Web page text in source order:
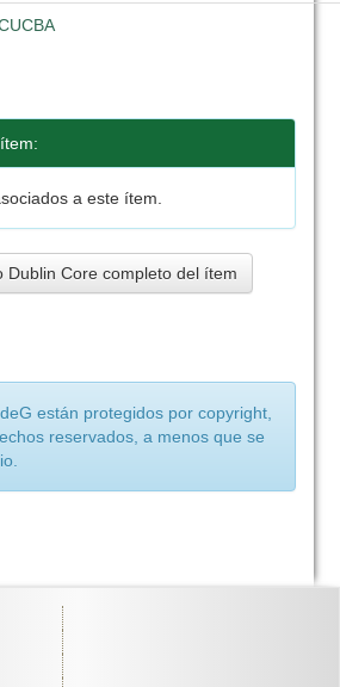
a este ítem.
Dublin Core completo del ítem
están protegidos por copyright,
reservados, a menos que se